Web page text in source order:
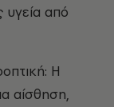
υγεία από
Η
αίσθηση,